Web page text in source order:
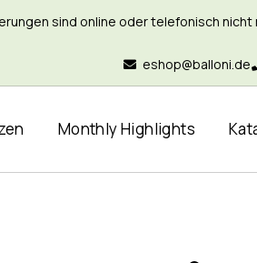
sind online oder telefonisch nicht
eshop@balloni.de
Monthly Highlights